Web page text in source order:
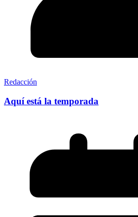
Redacción
Aquí está la temporada